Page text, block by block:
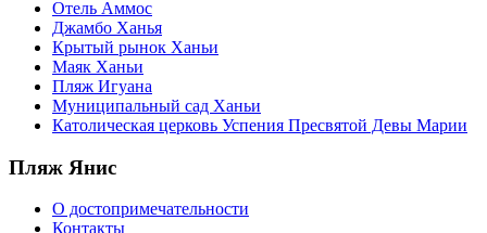
Отель Аммос
Джамбо Ханья
Крытый рынок Ханьи
Маяк Ханьи
Пляж Игуана
Муниципальный сад Ханьи
Католическая церковь Успения Пресвятой Девы Марии
Пляж Янис
О достопримечательности
Контакты